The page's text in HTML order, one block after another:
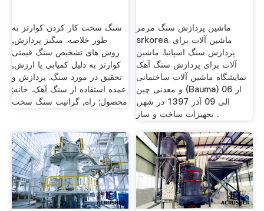
سنگ سخت کار کردن کوارتز به
طور خلاصه. منگنز پردازش,
روش های تشخیص سنگ قیمتی
کوارتز به دلیل کمیابی یا ارزش,
تحقیق در مورد سنگ. پردازش و
عمده استفاده از سنگ آهک. خانه;
محصول; راه, گرانیت سنگ سخت
ماشین پردازش سنگ مرمر
srkorea. ماشین آلات برای
پردازش سنگ اسپانیا. ماشین
آلات برای پردازش سنگ آهک
نمایشگاه ماشین آلات ساختمانی
و معدنی چین (Bauma) از 06
الی 09 آذر 1397 در شهر,
تجهیزات ساخت و ساز .